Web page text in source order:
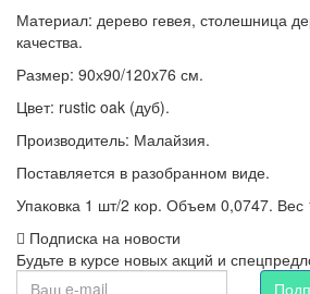
Материал: дерево гевея, столешница
качества.
Размер: 90х90/120x76 см.
Цвет: rustic oak (дуб).
Производитель: Малайзия.
Поставляется в разобранном виде.
Упаковка 1 шт/2 кор. Объем 0,0747. Вес
Подписка на новости
Будьте в курсе новых акций и